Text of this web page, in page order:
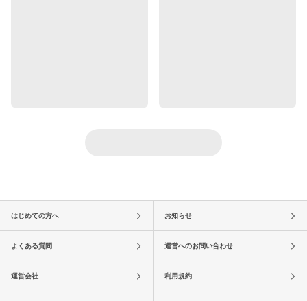
はじめての方へ お知らせ
よくある質問 運営へのお問い合わせ
運営会社 利用規約